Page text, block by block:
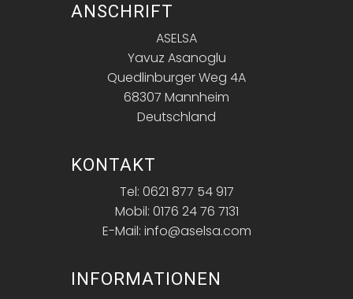
ANSCHRIFT
ASELSA
Yavuz Asanoglu
Quedlinburger Weg 4A
68307 Mannheim
Deutschland
KONTAKT
Tel: 0621 877 54 917
Mobil: 0176 24 76 7131
E-Mail: info@aselsa.com
INFORMATIONEN